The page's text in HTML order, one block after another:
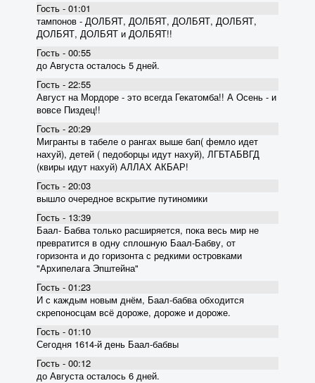
Гость - 01:01
тампонов - ДОЛБЯТ, ДОЛБЯТ, ДОЛБЯТ, ДОЛБЯТ,
ДОЛБЯТ, ДОЛБЯТ и ДОЛБЯТ!!
Гость - 00:55
до Августа осталось 5 дней.
Гость - 22:55
Август на Мордоре - это всегда Гекатомба!! А Осень - и
вовсе Пиздец!!
Гость - 20:29
Мигранты в табеле о рангах выше бап( фемло идет
нахуй), детей ( педоборцы идут нахуй), ЛГБТАБВГД
(квиры идут нахуй) АЛЛАХ АКБАР!
Гость - 20:03
вышло очередное вскрытие пyтиномики
Гость - 13:39
Баал- Бабва только расширяется, пока весь мир не
превратится в одну сплошную Баал-Бабву, от
горизонта и до горизонта с редкими островками
"Архипелага Эпштейна"
Гость - 01:23
И с каждым новым днём, Баал-бабва обходится
скрепоносцам всё дороже, дороже и дороже.
Гость - 01:10
Сегодня 1614-й день Баал-бабвы
Гость - 00:12
до Августа осталось 6 дней.